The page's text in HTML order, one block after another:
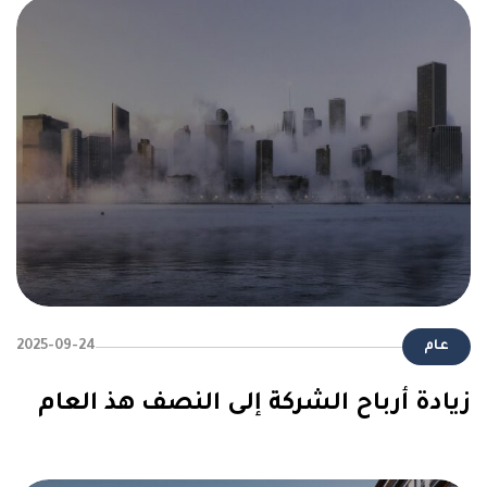
عام 2025-09-24
زيادة أرباح الشركة إلى النصف هذ العام